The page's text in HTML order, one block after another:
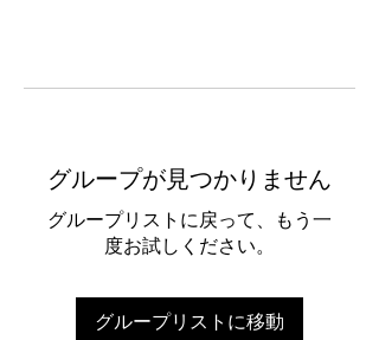
グループが見つかりません
グループリストに戻って、もう一
度お試しください。
グループリストに移動